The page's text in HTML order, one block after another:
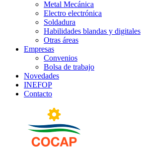
Metal Mecánica
Electro electrónica
Soldadura
Habilidades blandas y digitales
Otras áreas
Empresas
Convenios
Bolsa de trabajo
Novedades
INEFOP
Contacto